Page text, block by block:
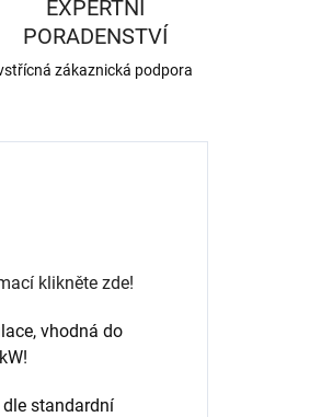
EXPERTNÍ
PORADENSTVÍ
zákaznická podpora
klikněte zde!
vhodná do
standardní